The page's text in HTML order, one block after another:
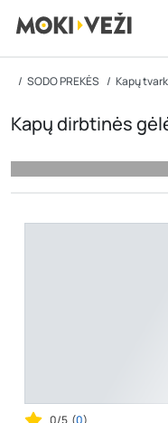
SODO PREKĖS Kapų
Kapų dirbtinės
0/5 (0)